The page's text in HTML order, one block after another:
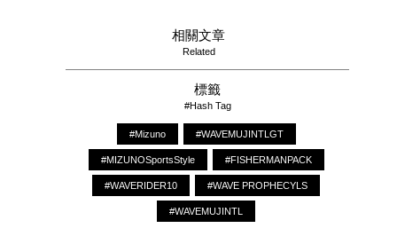
相關文章
Related
標籤
#Hash Tag
#Mizuno #WAVEMUJINTLGT
#MIZUNOSportsStyle #FISHERMANPACK
#WAVERIDER10 #WAVE PROPHECYLS
#WAVEMUJINTL